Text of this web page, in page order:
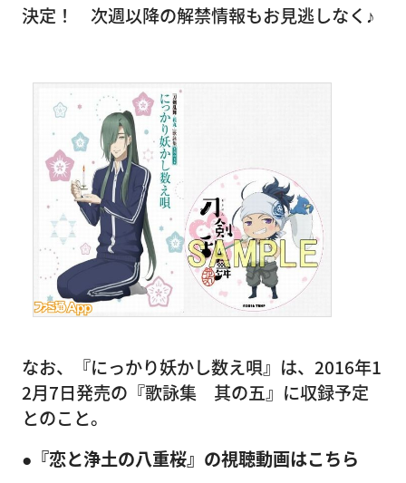
決定！ 次週以降の解禁情報もお見逃しなく♪
なお、『にっかり妖かし数え唄』は、2016年1
2月7日発売の『歌詠集 其の五』に収録予定
とのこと。
●『恋と浄土の八重桜』の視聴動画はこちら